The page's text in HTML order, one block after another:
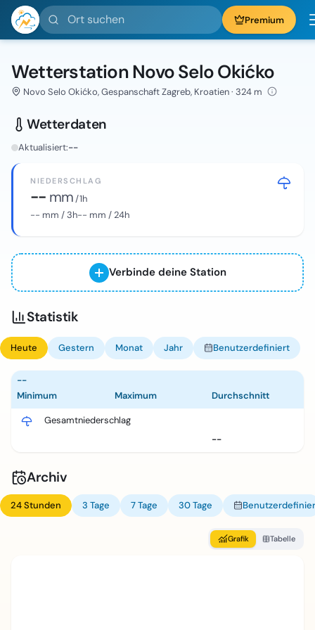
Ort suchen Premium
Wetterstation Novo Selo Okićko
Novo Selo Okićko, Gespanschaft Zagreb, Kroatien · 324 m
Wetterdaten
Aktualisiert:--
NIEDERSCHLAG
-- mm/ 1h
-- mm / 3h-- mm / 24h
Verbinde deine Station
Statistik
Heute Gestern Monat Jahr Benutzerdefiniert
--
Minimum
Maximum Durchschnitt
Gesamtniederschlag
--
Archiv
24 Stunden 3 Tage 7 Tage 30 Tage
Grafik Tabelle